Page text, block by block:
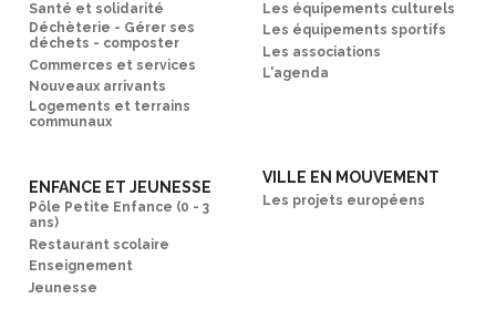
Santé et solidarité
Déchèterie - Gérer ses
déchets - composter
Commerces et services
Nouveaux arrivants
Logements et terrains
communaux
Les équipements culturels
Les équipements sportifs
Les associations
L'agenda
ENFANCE ET JEUNESSE
Pôle Petite Enfance (0 - 3
ans)
Restaurant scolaire
Enseignement
Jeunesse
VILLE EN MOUVEMENT
Les projets européens